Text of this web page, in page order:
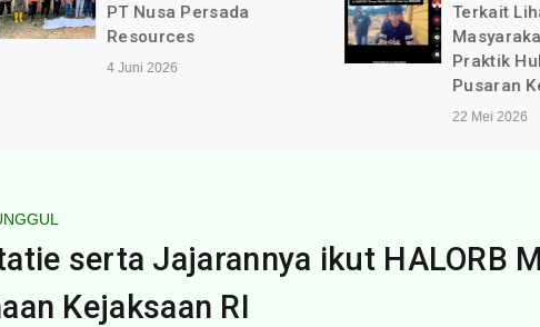
Terkait Lihat Kebenaran
Masyarakat Dikalahkan
Praktik Hukum Dalam
Aulia
20 Mei 2026
serta Jajarannya ikut HALORB
Kejaksaan RI